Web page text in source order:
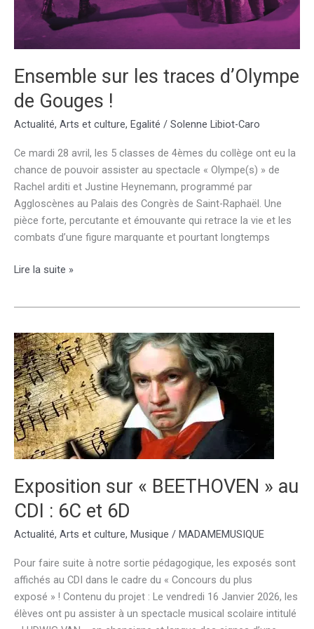
Ensemble sur les traces d’Olympe
de Gouges !
Actualité, Arts et culture, Egalité / Solenne Libiot-Caro
Ce mardi 28 avril, les 5 classes de 4èmes du collège ont eu la
chance de pouvoir assister au spectacle « Olympe(s) » de
Rachel arditi et Justine Heynemann, programmé par
Aggloscènes au Palais des Congrès de Saint-Raphaël. Une
pièce forte, percutante et émouvante qui retrace la vie et les
combats d’une figure marquante et pourtant longtemps
Ensemble
d’Olympe
de
Gouges
!
Lire la suite »
Exposition sur « BEETHOVEN » au
CDI : 6C et 6D
Actualité, Arts et culture, Musique / MADAMEMUSIQUE
Pour faire suite à notre sortie pédagogique, les exposés sont
affichés au CDI dans le cadre du « Concours du plus
exposé » ! Contenu du projet : Le vendredi 16 Janvier 2026, les
élèves ont pu assister à un spectacle musical scolaire intitulé